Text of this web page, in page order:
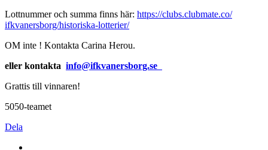
Lottnummer och summa finns här: https://clubs.clubmate.co/
ifkvanersborg/historiska-lotterier/
OM inte ! Kontakta Carina Herou.
eller kontakta info@ifkvanersborg.se
Grattis till vinnaren!
5050-teamet
Dela